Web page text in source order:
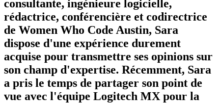
consultante, ingénieure logicielle,
rédactrice, conférencière et codirectrice
de Women Who Code Austin, Sara
dispose d'une expérience durement
acquise pour transmettre ses opinions sur
son champ d'expertise. Récemment, Sara
a pris le temps de partager son point de
vue avec l'équipe Logitech MX pour la